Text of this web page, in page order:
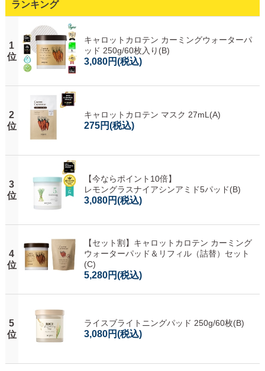
ランキング
1
位
キャロットカロテン カーミングウォーターパ
ッド 250g/60枚入り(B)
3,080円(税込)
2
位
キャロットカロテン マスク 27mL(A)
275円(税込)
3
位
【今ならポイント10倍】
レモングラスナイアシンアミド5パッド(B)
3,080円(税込)
4
位
【セット割】キャロットカロテン カーミング
ウォーターパッド＆リフィル（詰替）セット
(C)
5,280円(税込)
5
位
ライスブライトニングパッド 250g/60枚(B)
3,080円(税込)